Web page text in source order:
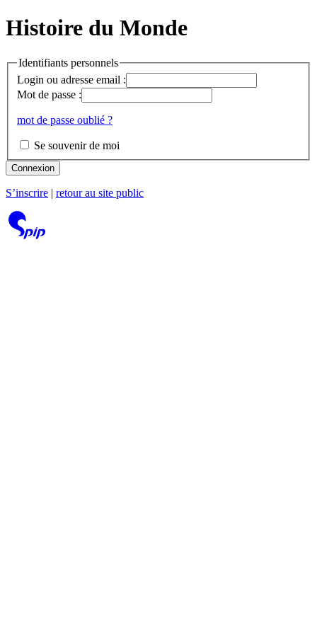
Histoire du Monde
Identifiants personnels
Login ou adresse email :
Mot de passe :
mot de passe oublié ?
Se souvenir de moi
Connexion
S’inscrire retour au site public